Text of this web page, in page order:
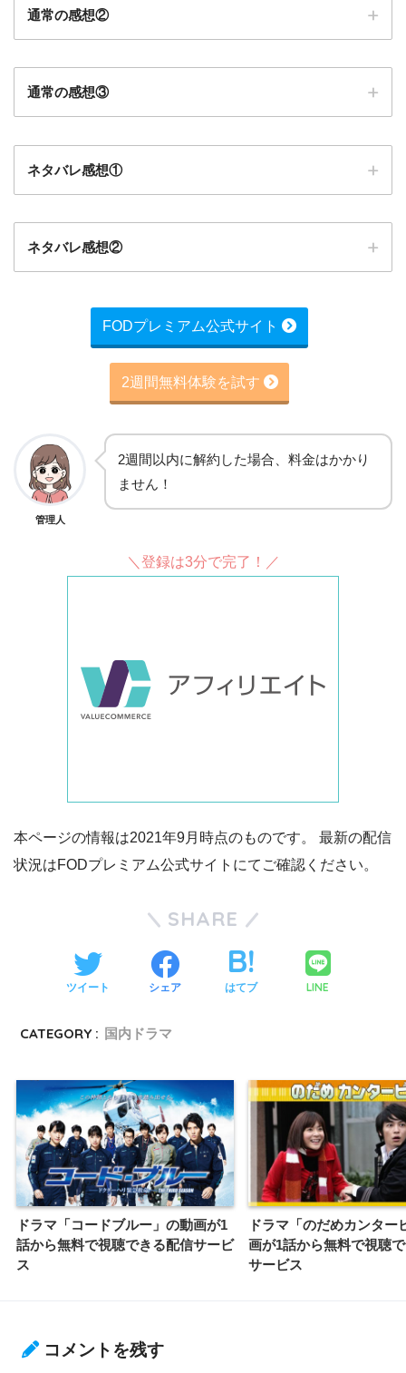
通常の感想②
通常の感想③
ネタバレ感想①
ネタバレ感想②
FODプレミアム公式サイト
2週間無料体験を試す
管理人
2週間以内に解約した場合、料金はかかり
ません！
＼登録は3分で完了！／
本ページの情報は2021年9月時点のものです。 最新の配信
状況はFODプレミアム公式サイトにてご確認ください。
SHARE
ツイート シェア はてブ LINE
CATEGORY : 国内ドラマ
ドラマ「コードブルー」の動画が1
話から無料で視聴できる配信サービ
ス
ドラマ「のだめカンター
画が1話から無料で視聴
サービス
コメントを残す